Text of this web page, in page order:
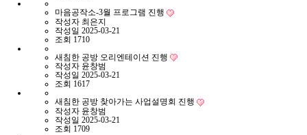
마음공작소-3월 프로그램 진행
작성자 최은지
작성일 2025-03-21
조회 1710
새침한 공방 오리엔테이션 진행
작성자 윤창범
작성일 2025-03-21
조회 1617
새침한 공방 찾아가는 사업설명회 진행
작성자 윤창범
작성일 2025-03-21
조회 1709